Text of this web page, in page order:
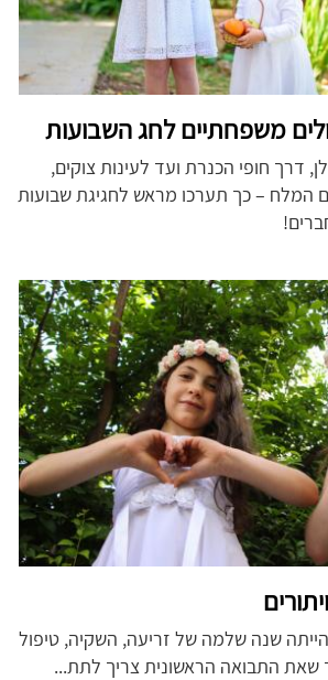
משפחתיים לחג השבועות
דרך חופי הכנרת ועד לעינות צוקים,
המלח – כך תערכו מראש לחגיגת שבועות
שנה שלמה של זריעה, השקיה, טיפול
שאת התבואה הראשונית צריך לתת...